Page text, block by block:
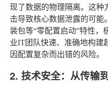
现了数据的物理隔离。这种
击导致核心数据泄露的可能
装包等“零配置启动”特性，
业IT团队快速、准确地构建
因配置复杂而出错的风险。
2. 技术安全：从传输